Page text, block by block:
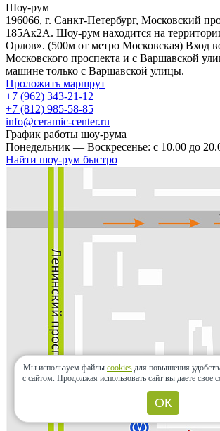
Шоу-рум
196066, г. Санкт-Петербург, Московский
185Ак2А. Шоу-рум находится на
Орлов». (500м от метро Московская) Вход
Московского проспекта и с Варшавской
машине только с Варшавской улицы.
Проложить маршрут
+7 (962) 343-21-12
+7 (812) 985-58-85
info@ceramic-center.ru
График работы шоу-рума
Понедельник — Воскресенье: с 10.00 до
Найти шоу-рум быстро
Мы используем файлы cookies для повышения
с сайтом. Продолжая использовать сайт вы даете свое
ОК